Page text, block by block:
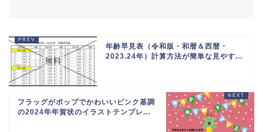
年齢早見表（令和版・和暦＆西暦・
2023.24年）計算方法が簡単な見やす...
フラッグがポップでかわいいピンク基調
の2024年年賀状のイラストテンプレ...